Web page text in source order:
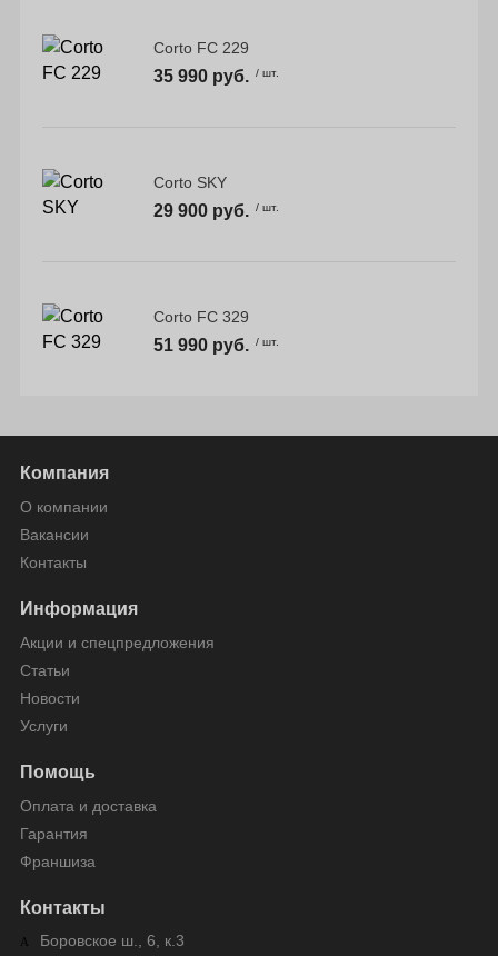
Corto FC 229
35 990 руб. / шт.
Corto SKY
29 900 руб. / шт.
Corto FC 329
51 990 руб. / шт.
Компания
О компании
Вакансии
Контакты
Информация
Акции и спецпредложения
Статьи
Новости
Услуги
Помощь
Оплата и доставка
Гарантия
Франшиза
Контакты
Боровское ш., 6, к.3